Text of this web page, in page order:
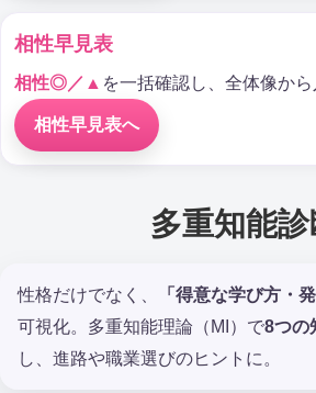
相性早見表
相性◎／▲ を一括確認し、全体像から
相性早見表へ
多重知能
性格だけでなく、 「得意な学び方・
可視化。多重知能理論（MI）で8つの
し、進路や職業選びのヒントに。